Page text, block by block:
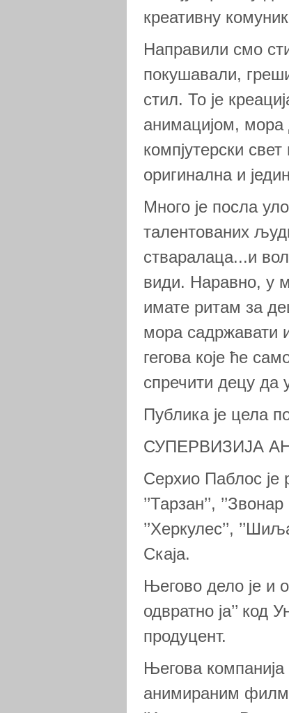
креативну
Направили смо
покушавали,
стил. То је
анимацијом, мора
компјутерски
оригинална и
Много је посла
талентованих
стваралаца...и
види. Наравно, у
имате ритам за
мора садржавати
гегова које ће
спречити децу да
Публика је цела
СУПЕРВИЗИЈА
Серхио Паблос је
’’Тарзан’’,
’’Херкулес’’,
Скаја.
Његово дело је и
одвратно ја’’ код
продуцент.
Његова
анимираним